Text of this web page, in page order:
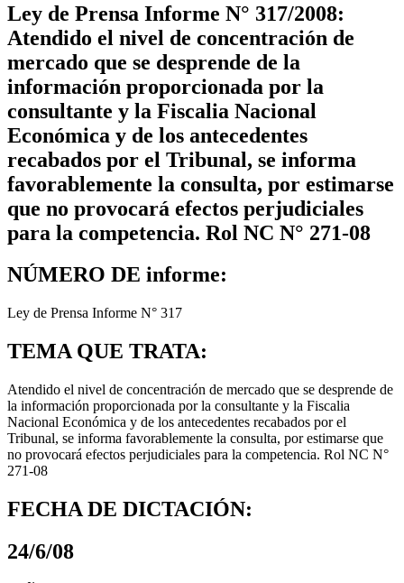
Ley de Prensa Informe N° 317/2008:
Atendido el nivel de concentración de
mercado que se desprende de la
información proporcionada por la
consultante y la Fiscalia Nacional
Económica y de los antecedentes
recabados por el Tribunal, se informa
favorablemente la consulta, por estimarse
que no provocará efectos perjudiciales
para la competencia. Rol NC N° 271-08
NÚMERO DE informe:
Ley de Prensa Informe N° 317
TEMA QUE TRATA:
Atendido el nivel de concentración de mercado que se desprende de
la información proporcionada por la consultante y la Fiscalia
Nacional Económica y de los antecedentes recabados por el
Tribunal, se informa favorablemente la consulta, por estimarse que
no provocará efectos perjudiciales para la competencia. Rol NC N°
271-08
FECHA DE DICTACIÓN:
24/6/08